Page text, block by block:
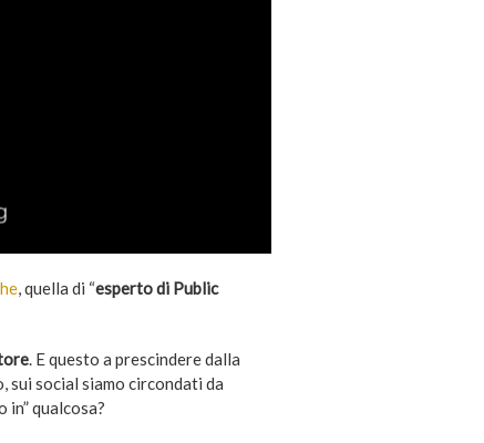
, quella di “esperto di Public
. E questo a prescindere dalla
social siamo circondati da
qualcosa?